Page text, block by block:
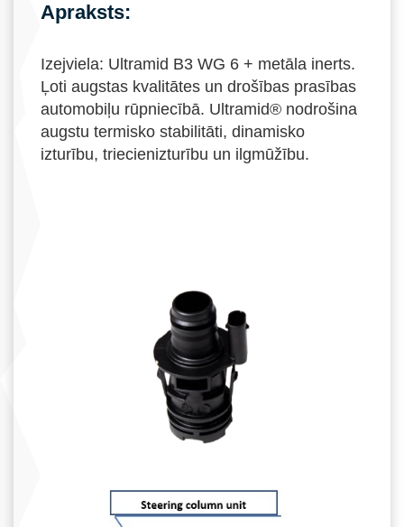
Apraksts:
Izejviela: Ultramid B3 WG 6 + metāla inerts.
Ļoti augstas kvalitātes un drošības prasības
automobiļu rūpniecībā. Ultramid® nodrošina
augstu termisko stabilitāti, dinamisko
izturību, triecienizturību un ilgmūžību.